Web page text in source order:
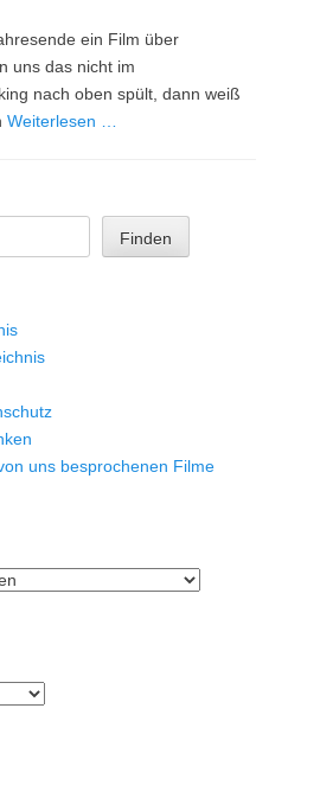
ein Film über
uns das nicht im
nach oben spült, dann weiß
Weiterlesen …
Finden
uns besprochenen Filme